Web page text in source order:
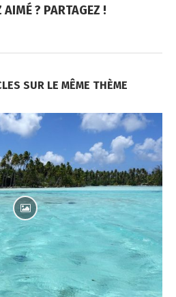
AIMÉ ? PARTAGEZ !
SUR LE MÊME THÈME